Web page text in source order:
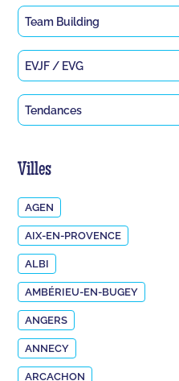
Team Building
EVJF / EVG
Tendances
Villes
AGEN
AIX-EN-PROVENCE
ALBI
AMBÉRIEU-EN-BUGEY
ANGERS
ANNECY
ARCACHON